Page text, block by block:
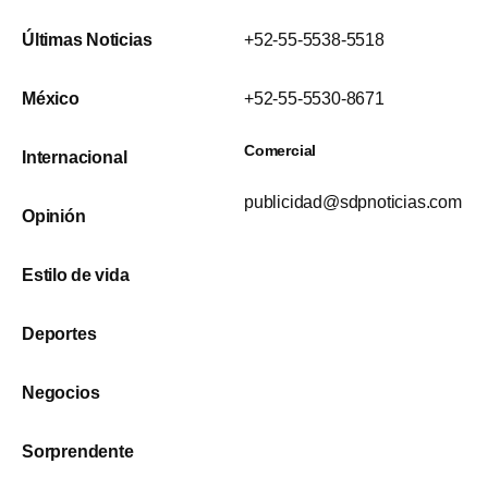
Últimas Noticias
México
Internacional
Opinión
Estilo de vida
Deportes
Negocios
Sorprendente
+52-55-5538-5518
+52-55-5530-8671
Comercial
publicidad@sdpnoticias.com